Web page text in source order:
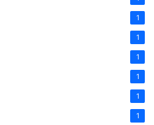
1
1
1
1
1
1